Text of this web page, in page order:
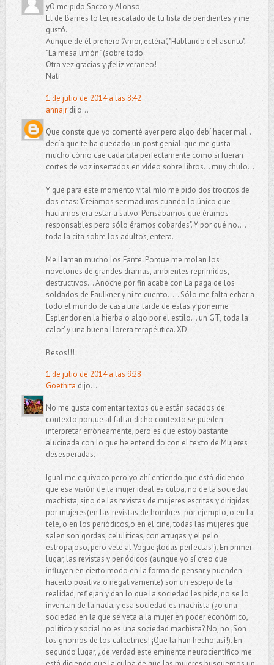
yO me pido Sacco y Alonso.
El de Barnes lo lei, rescatado de tu lista de pendientes y me
gustó.
Aunque de él prefiero "Amor, ectéra", "Hablando del asunto",
"La mesa limón" (sobre todo.
Otra vez gracias y ¡feliz veraneo!
Nati
1 de julio de 2014 a las 8:42
annajrdijo...
Que conste que yo comenté ayer pero algo debí hacer mal...
decía que te ha quedado un post genial, que me gusta
mucho cómo cae cada cita perfectamente como si fueran
cortes de voz insertados en vídeo sobre libros... muy chulo...
Y que para este momento vital mío me pido dos trocitos de
dos citas: "Creíamos ser maduros cuando lo único que
hacíamos era estar a salvo. Pensábamos que éramos
responsables pero sólo éramos cobardes". Y por qué no....
toda la cita sobre los adultos, entera.
Me llaman mucho los Fante. Porque me molan los
novelones de grandes dramas, ambientes reprimidos,
destructivos... Anoche por fin acabé con La paga de los
soldados de Faulkner y ni te cuento..... Sólo me falta echar a
todo el mundo de casa una tarde de estas y ponerme
Esplendor en la hierba o algo por el estilo... un GT, 'toda la
calor' y una buena llorera terapéutica. XD
Besos!!!
1 de julio de 2014 a las 9:28
Goethita dijo...
No me gusta comentar textos que están sacados de
contexto porque al faltar dicho contexto se pueden
interpretar erróneamente, pero es que estoy bastante
alucinada con lo que he entendido con el texto de Mujeres
desesperadas.
Igual me equivoco pero yo ahí entiendo que está diciendo
que esa visión de la mujer ideal es culpa, no de la sociedad
machista, sino de las revistas de mujeres escritas y dirigidas
por mujeres(en las revistas de hombres, por ejemplo, o en la
tele, o en los periódicos,o en el cine, todas las mujeres que
salen son gordas, celulíticas, con arrugas y el pelo
estropajoso, pero vete al Vogue ¡todas perfectas!). En primer
lugar, las revistas y periódicos (aunque yo sí creo que
influyen en cierto modo en la forma de pensar y puenden
hacerlo positiva o negativamente) son un espejo de la
realidad, reflejan y dan lo que la sociedad les pide, no se lo
inventan de la nada, y esa sociedad es machista (¿o una
sociedad en la que se veta a la mujer en poder económico,
político y social no es una sociedad machista? No, no ¡Son
los gnomos de los calcetines! ¡Que la han hecho así!). En
segundo lugar, ¿de verdad este eminente neurocientífico me